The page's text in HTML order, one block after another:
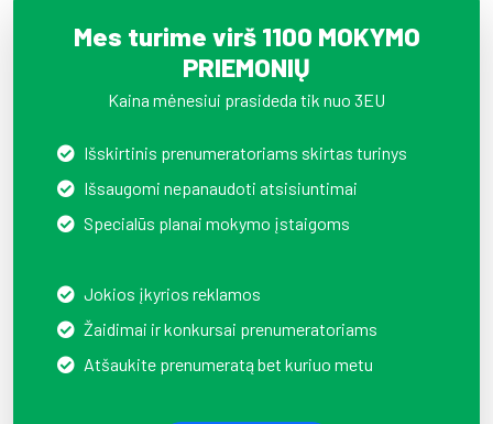
Mes turime virš 1100 MOKYMO
PRIEMONIŲ
Kaina mėnesiui prasideda tik nuo 3EU
Išskirtinis prenumeratoriams skirtas turinys
Išsaugomi nepanaudoti atsisiuntimai
Specialūs planai mokymo įstaigoms
Jokios įkyrios reklamos
Žaidimai ir konkursai prenumeratoriams
Atšaukite prenumeratą bet kuriuo metu